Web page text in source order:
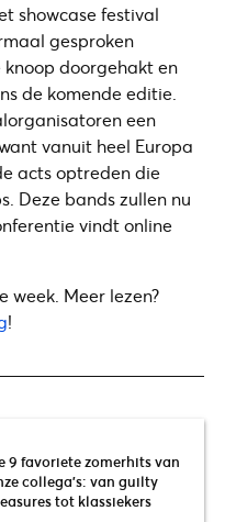
showcase festival
gesproken
doorgehakt en
de komende editie.
een
vanuit heel Europa
acts optreden die
Deze bands zullen nu
vindt online
week. Meer lezen?
!
9 favoriete zomerhits van
collega’s: van guilty
tot klassiekers